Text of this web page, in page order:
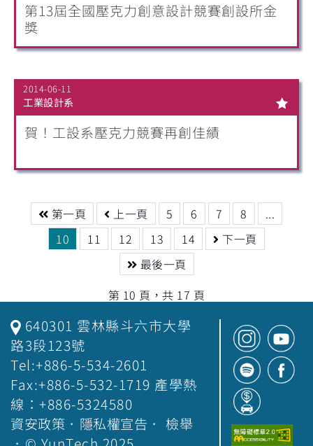
第13屆全國壓克力創意設計競賽創設所金
獎
2014-06-11
工業設計系
賀！工設系壓克力競賽再創佳績
第一頁 上一頁 5 6 7 8
...
10
11 12 13 14
下一頁
最後一頁
第 10 頁，共 17 頁
640301 雲林縣斗六市大學
路3段123號
Tel:+886-5-534-2601
Fax:+886-5-532-1719 產學熱
線：+886-5324580
資安政策 ． 隱私權宣告 ． 檢舉